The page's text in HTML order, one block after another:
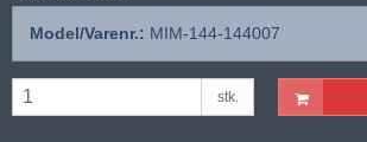
Model/Varenr.: MIM-144-144007
stk.